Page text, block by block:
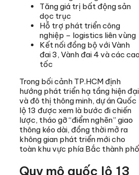
Tăng giá trị bất động sản
dọc trục
Hỗ trợ phát triển công
nghiệp – logistics liên vùng
Kết nối đồng bộ với Vành
đai 3, Vành đai 4 và các cao
tốc
Trong bối cảnh TP.HCM định
hướng phát triển hạ tầng hiện đại
và đô thị thông minh, dự án Quốc
lộ 13 được xem là bước đi chiến
lược, tháo gỡ “điểm nghẽn” giao
thông kéo dài, đồng thời mở ra
không gian phát triển mới cho
toàn khu vực phía Bắc thành phố
Quy mô quốc lộ 13